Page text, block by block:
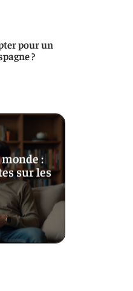
pour un
?
:
sur les